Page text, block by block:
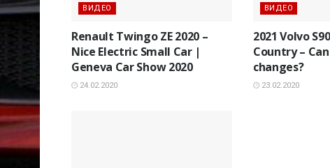
ВИДЕО
Renault Twingo ZE 2020 –
Nice Electric Small Car |
Geneva Car Show 2020
24.02.2020
ВИДЕО
2021 Volvo
Country –
changes?
23.02.2020